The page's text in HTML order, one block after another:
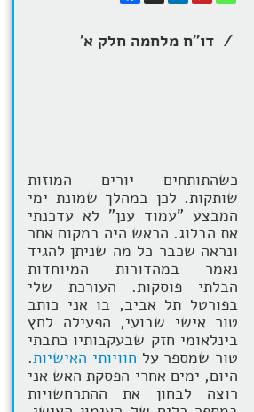
יצירת קשר/ דו"ח מלחמה חלק א'
כשהתותחים יורים המוזות
שותקות. לכן במהלך שמונת ימי
המבצע "עמוד ענן" לא עדכנתי
את הבלוג. הראש היה במקום אחר
ונראה שכבר כל מה שניתן להגיד
נאמר במהדורות המיוחדות
הבלתי פוסקות. העורכת שלי
בפורטל תל אביב, בו אני כותב
טור אישי שבועי, הפעילה לחץ
בינלאומי חזק שבעקבותיו כתבתי
טור שמספר על חוויותי האישיות.
היום, ימים אחרי הפסקת האש אני
רוצה לבחון את ההתרחשויות